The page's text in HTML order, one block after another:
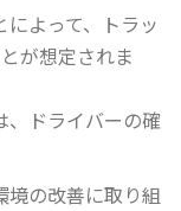
よって、トラッ
が想定されま
、ドライバーの確
境の改善に取り組